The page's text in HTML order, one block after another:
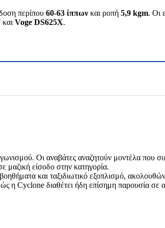
περίπου 60-63 ίππων και ροπή 5,9 kgm. Οι
και Voge DS625X.
Οι αναβάτες αναζητούν μοντέλα που
μαζική είσοδο στην κατηγορία.
και ταξιδιωτικό εξοπλισμό,
η Cyclone διαθέτει ήδη επίσημη παρουσία σε